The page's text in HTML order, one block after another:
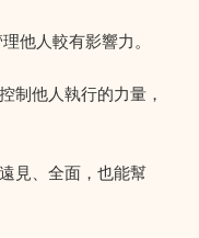
他人較有影響力。
制他人執行的力量，
見、全面，也能幫